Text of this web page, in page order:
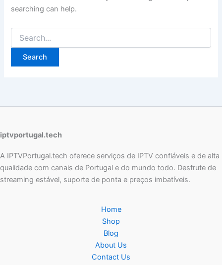
searching can help.
iptvportugal.tech
A IPTVPortugal.tech oferece serviços de IPTV confiáveis e de alta
qualidade com canais de Portugal e do mundo todo. Desfrute de
streaming estável, suporte de ponta e preços imbatíveis.
Home
Shop
Blog
About Us
Contact Us